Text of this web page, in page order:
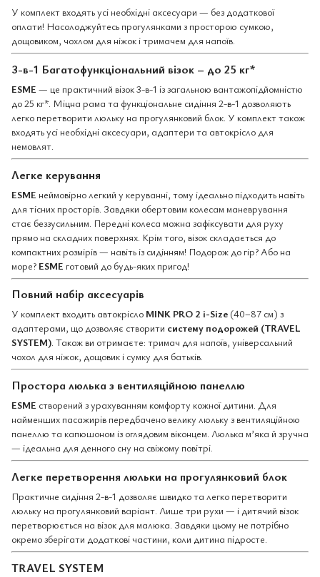
У комплект входять усі необхідні аксесуари — без додаткової
оплати! Насолоджуйтесь прогулянками з просторою сумкою,
дощовиком, чохлом для ніжок і тримачем для напоїв.
3-в-1 Багатофункціональний візок – до 25 кг*
ESME — це практичний візок 3-в-1 із загальною вантажопідйомністю
до 25 кг*. Міцна рама та функціональне сидіння 2-в-1 дозволяють
легко перетворити люльку на прогулянковий блок. У комплект також
входять усі необхідні аксесуари, адаптери та автокрісло для
немовлят.
Легке керування
ESME неймовірно легкий у керуванні, тому ідеально підходить навіть
для тісних просторів. Завдяки обертовим колесам маневрування
стає беззусильним. Передні колеса можна зафіксувати для руху
прямо на складних поверхнях. Крім того, візок складається до
компактних розмірів — навіть із сидінням! Подорож до гір? Або на
море? ESME готовий до будь-яких пригод!
Повний набір аксесуарів
У комплект входить автокрісло MINK PRO 2 i-Size (40–87 см) з
адаптерами, що дозволяє створити систему подорожей (TRAVEL
SYSTEM). Також ви отримаєте: тримач для напоїв, універсальний
чохол для ніжок, дощовик і сумку для батьків.
Простора люлька з вентиляційною панеллю
ESME створений з урахуванням комфорту кожної дитини. Для
найменших пасажирів передбачено велику люльку з вентиляційною
панеллю та капюшоном із оглядовим віконцем. Люлька м’яка й зручна
— ідеальна для денного сну на свіжому повітрі.
Легке перетворення люльки на прогулянковий блок
Практичне сидіння 2-в-1 дозволяє швидко та легко перетворити
люльку на прогулянковий варіант. Лише три рухи — і дитячий візок
перетворюється на візок для малюка. Завдяки цьому не потрібно
окремо зберігати додаткові частини, коли дитина підросте.
TRAVEL SYSTEM